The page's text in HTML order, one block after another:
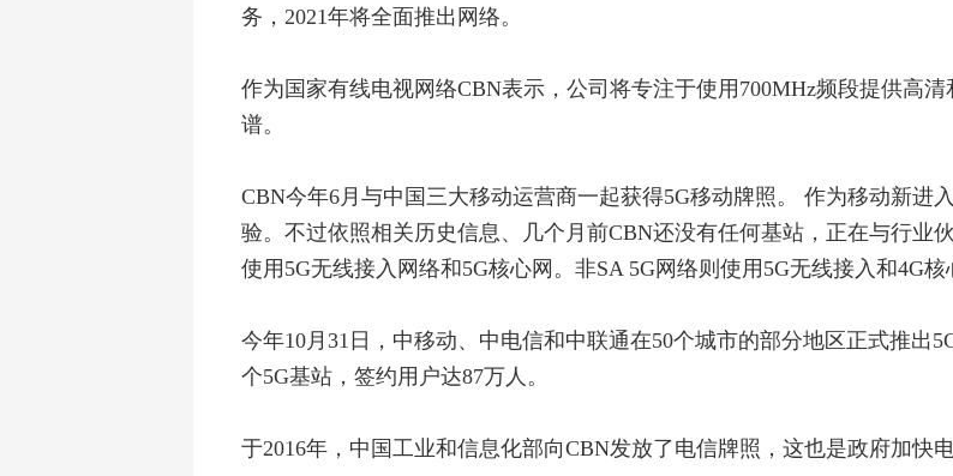
务，2021年将全面推出网络。
作为国家有线电视网络CBN表示，公司将专注于使用 700MHz频段提供高清
谱。
CBN今年6月与中国三大移动运营商一起获得5G移动牌照。 作为移动新进
验。不过依照相关历史信息、几个月前CBN还没有任何基站，正在与行业
使用 5G无线接入网络和5G核心网。非SA 5G网络则使用 5G无线接入和4G核
今年10月31 日，中移动、中电信和中联通在50个城市的部分地区正式推出
个5G基站，签约用户达87万人。
于2016年，中国工业和信息化部向CBN发放了电信牌照，这也是政府加快